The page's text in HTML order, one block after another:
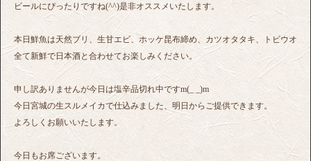
ビールにぴったりですね(^^)是非オススメいたします。
本日鮮魚は天然ブリ、生甘エビ、ホッケ昆布締め、カツオタタキ、トビウオ
全て新鮮で日本酒と合わせてお楽しみください。
申し訳ありませんが今日は塩辛品切れ中ですm(_ _)m
今日宮城の生スルメイカで仕込みました、明日からご提供できます。
よろしくお願いいたします。
今日もお席ございます。